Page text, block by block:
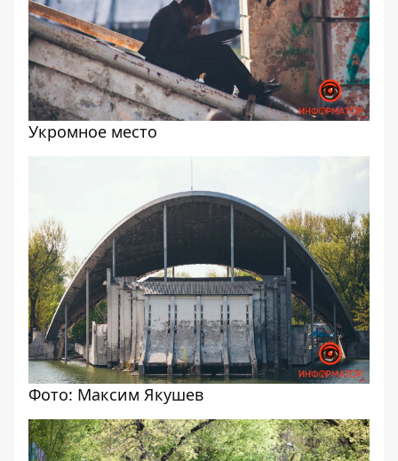
Укромное место
Фото: Максим Якушев